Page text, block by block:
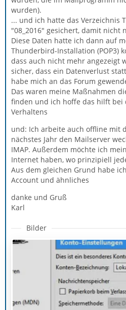
wurden).
... und ich hatte das Verzeichnis
"08_2016" gesichert, damit nicht
Diese Daten hatte ich dann auf
Thunderbird-Installation (POP3)
dass auch nicht mehr angezeigt
sicher, dass ein Datenverlust
habe mich an das Forum
Das waren meine Maßnahmen
finden und ich hoffe das hilft bei
Verhaltens
und: Ich arbeite auch offline mit
nächstes Jahr den Mailserver
IMAP. Außerdem möchte ich
Internet haben, wo prinzipiell
Aus dem gleichen Grund habe
Account und ähnliches
danke und Gruß
Karl
Bilder